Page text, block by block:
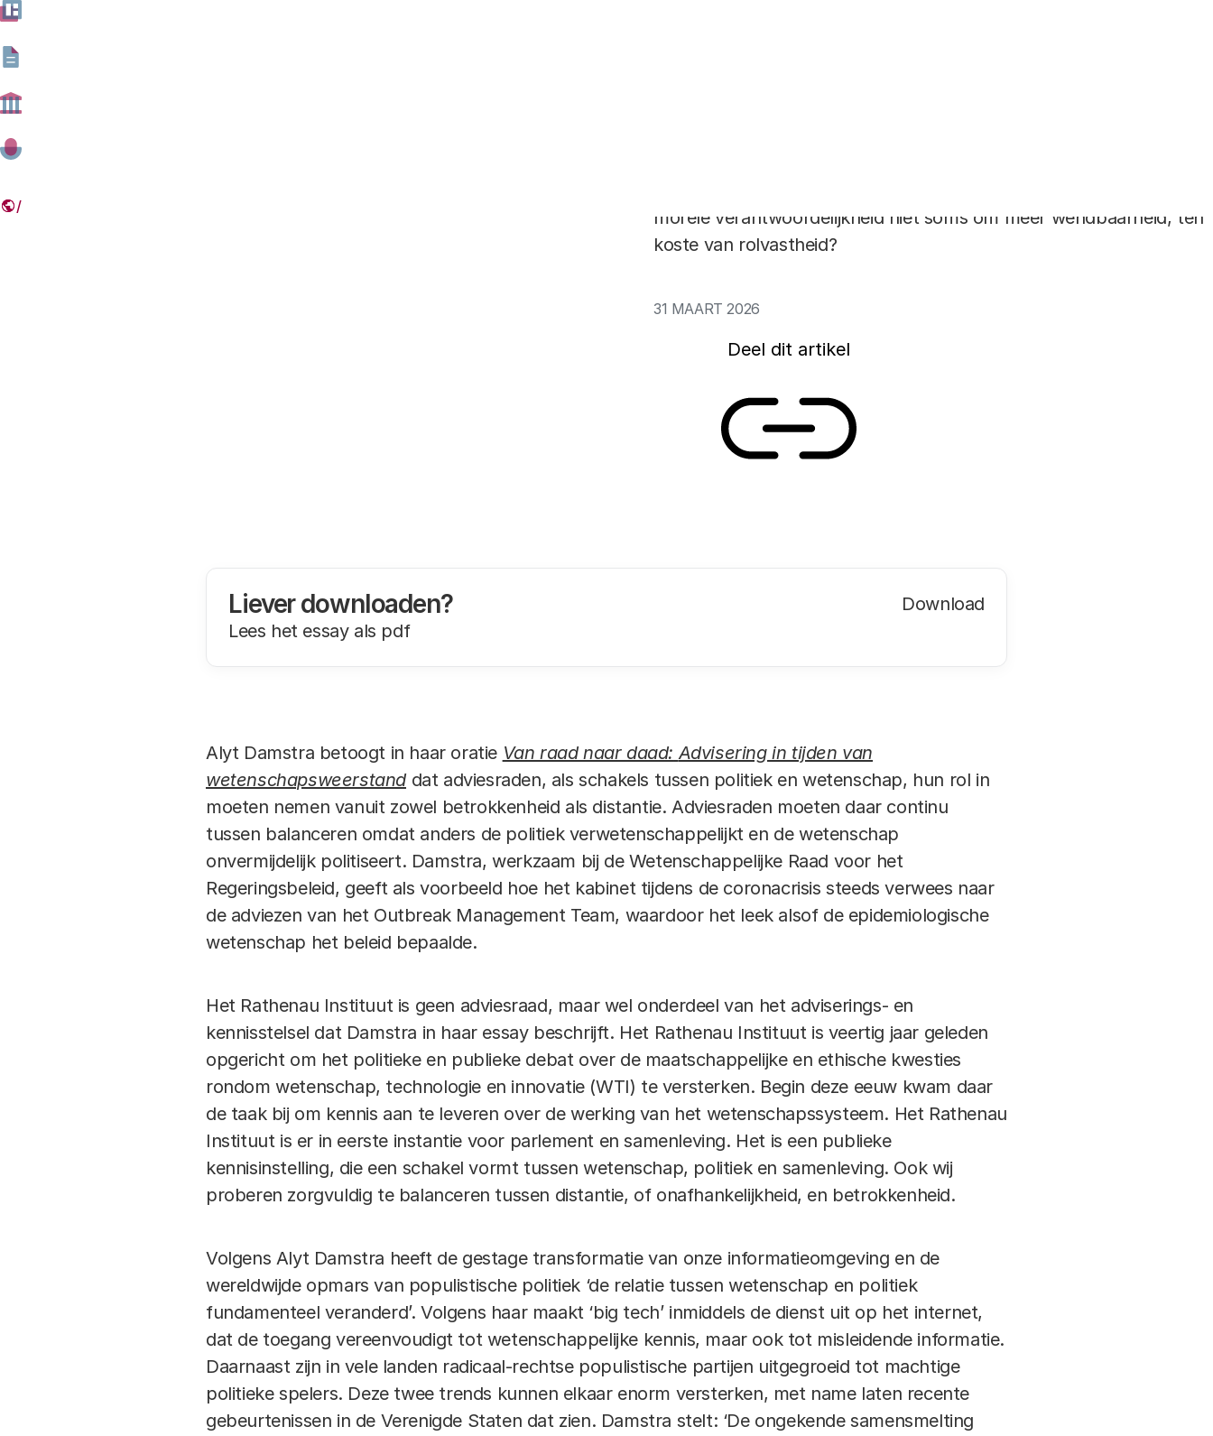
morele verantwoordelijkheid niet soms om meer wendbaarheid, ten
koste van rolvastheid?
31 MAART 2026
Deel dit artikel
Liever downloaden?
Lees het essay als pdf
Download
Alyt Damstra betoogt in haar oratie Van raad naar daad: Advisering in tijden van
wetenschapsweerstanddat adviesraden, als schakels tussen politiek en wetenschap, hun rol in
moeten nemen vanuit zowel betrokkenheid als distantie. Adviesraden moeten daar continu
tussen balanceren omdat anders de politiek verwetenschappelijkt en de wetenschap
onvermijdelijk politiseert. Damstra, werkzaam bij de Wetenschappelijke Raad voor het
Regeringsbeleid, geeft als voorbeeld hoe het kabinet tijdens de coronacrisis steeds verwees naar
de adviezen van het Outbreak Management Team, waardoor het leek alsof de epidemiologische
wetenschap het beleid bepaalde.
Het Rathenau Instituut is geen adviesraad, maar wel onderdeel van het adviserings- en
kennisstelsel dat Damstra in haar essay beschrijft. Het Rathenau Instituut is veertig jaar geleden
opgericht om het politieke en publieke debat over de maatschappelijke en ethische kwesties
rondom wetenschap, technologie en innovatie (WTI) te versterken. Begin deze eeuw kwam daar
de taak bij om kennis aan te leveren over de werking van het wetenschapssysteem. Het Rathenau
Instituut is er in eerste instantie voor parlement en samenleving. Het is een publieke
kennisinstelling, die een schakel vormt tussen wetenschap, politiek en samenleving. Ook wij
proberen zorgvuldig te balanceren tussen distantie, of onafhankelijkheid, en betrokkenheid.
Volgens Alyt Damstra heeft de gestage transformatie van onze informatieomgeving en de
wereldwijde opmars van populistische politiek ‘de relatie tussen wetenschap en politiek
fundamenteel veranderd’. Volgens haar maakt ‘big tech’ inmiddels de dienst uit op het internet,
dat de toegang vereenvoudigt tot wetenschappelijke kennis, maar ook tot misleidende informatie.
Daarnaast zijn in vele landen radicaal-rechtse populistische partijen uitgegroeid tot machtige
politieke spelers. Deze twee trends kunnen elkaar enorm versterken, met name laten recente
gebeurtenissen in de Verenigde Staten dat zien. Damstra stelt: ‘De ongekende samensmelting